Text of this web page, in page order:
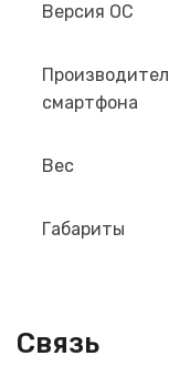
Версия ОС
смартфона
Вес
Габариты
Связь